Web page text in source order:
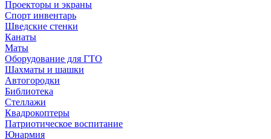
Проекторы и экраны
Спорт инвентарь
Шведские стенки
Канаты
Маты
Оборудование для ГТО
Шахматы и шашки
Автогородки
Библиотека
Стеллажи
Квадрокоптеры
Патриотическое воспитание
Юнармия